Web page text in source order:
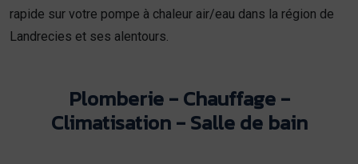
rapide sur votre pompe à chaleur air/eau dans la région de
Landrecies et ses alentours.
Plomberie - Chauffage -
Climatisation - Salle de bain